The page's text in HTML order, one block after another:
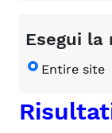
Esegui la
Entire site